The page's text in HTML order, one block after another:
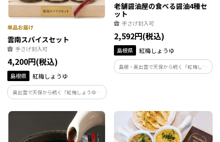
雲南スパイスセット
手さげ封入可
4,200円(税込)
島根県 紅梅しょうゆ
奥出雲で天保から続く「紅梅しょうゆ」
が手がける「雲南スパイスセット」です。
地元の希少な唐辛子「オロチの爪」の刺
激と伝統の醤油が融合。食べる醤油や万
能だし、ラーメンなど、素材の力強い旨
さを堪能できます。
老舗醤油屋の食べる醤油4種セ
ット
手さげ封入可
2,592円(税込)
島根県 紅梅しょうゆ
島根・奥出雲で天保から続く「紅梅しょ
うゆ」が手がける「食べる醤油4種セッ
逸品です。